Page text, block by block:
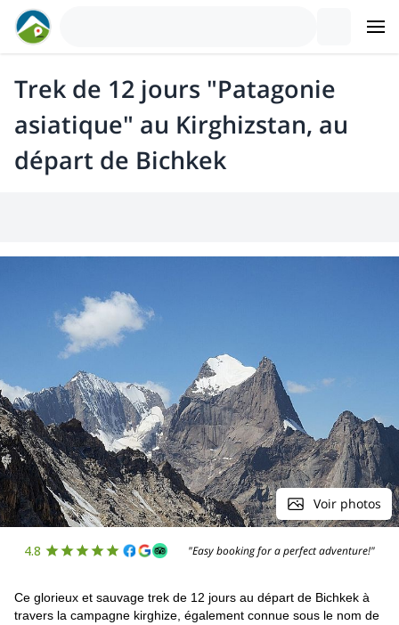
Trek de 12 jours "Patagonie
asiatique" au Kirghizstan, au
départ de Bichkek
Voir photos
4.8 "Easy booking for a perfect adventure!"
Ce glorieux et sauvage trek de 12 jours au départ de Bichkek à
travers la campagne kirghize, également connue sous le nom de